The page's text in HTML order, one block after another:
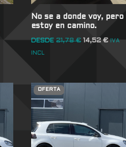
No se a donde voy, pero
estoy en camino.
DESDE 21,78€ 14,52€ IVA
INCL
OFERTA